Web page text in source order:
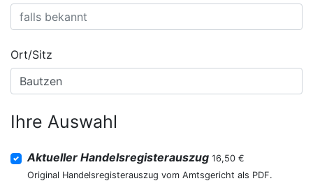
Ort/Sitz
Ihre Auswahl
Aktueller Handelsregisterauszug 16,50 €
Original Handelsregisterauszug vom Amtsgericht als PDF.